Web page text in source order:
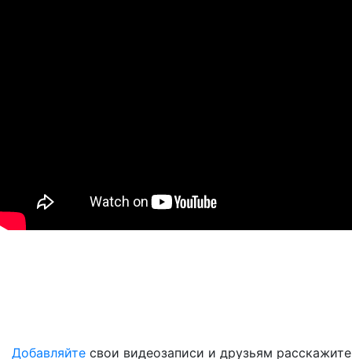
Добавляйте свои видеозаписи и друзьям